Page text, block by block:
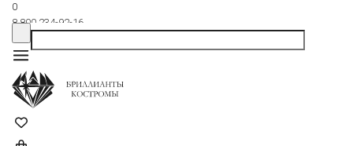
0
8 800 234-92-16
Заказать звонок